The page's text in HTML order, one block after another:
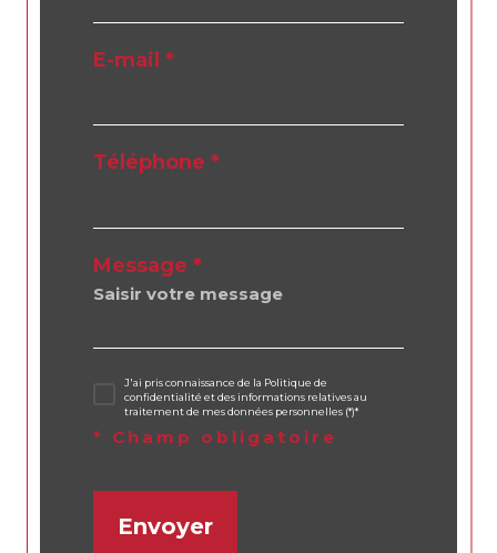
E-mail *
Téléphone *
Message *
J'ai pris connaissance de la Politique de
confidentialité et des informations relatives au
traitement de mes données personnelles (*)*
* Champ obligatoire
Envoyer